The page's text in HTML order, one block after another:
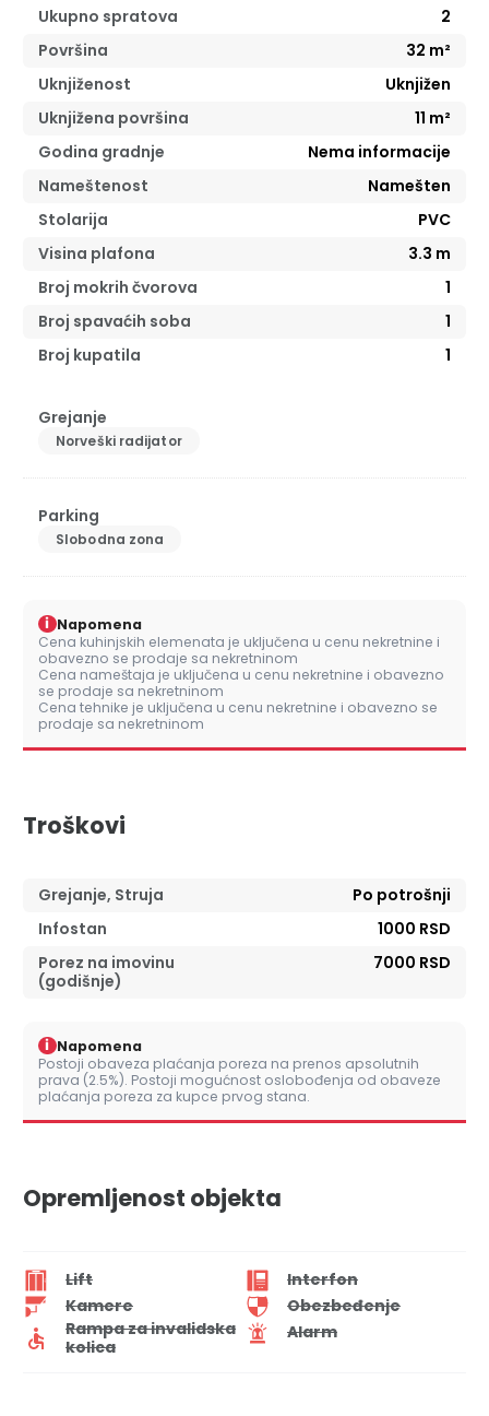
Ukupno spratova
2
Površina
32 m²
Uknjiženost
Uknjižen
Uknjižena površina
11 m²
Godina gradnje
Nema informacije
Nameštenost
Namešten
Stolarija
PVC
Visina plafona
3.3 m
Broj mokrih čvorova
1
Broj spavaćih soba
1
Broj kupatila
1
Grejanje
Norveški radijator
Parking
Slobodna zona
i Napomena
Cena kuhinjskih elemenata je uključena u cenu nekretnine i
obavezno se prodaje sa nekretninom
Cena nameštaja je uključena u cenu nekretnine i obavezno
se prodaje sa nekretninom
Cena tehnike je uključena u cenu nekretnine i obavezno se
prodaje sa nekretninom
Troškovi
Grejanje, Struja
Po potrošnji
Infostan
1000 RSD
Porez na imovinu
(godišnje)
7000 RSD
i Napomena
Postoji obaveza plaćanja poreza na prenos apsolutnih
prava (2.5%). Postoji mogućnost oslobođenja od obaveze
plaćanja poreza za kupce prvog stana.
Opremljenost objekta
Lift
Interfon
Kamere
Obezbeđenje
Rampa za invalidska
kolica
Alarm